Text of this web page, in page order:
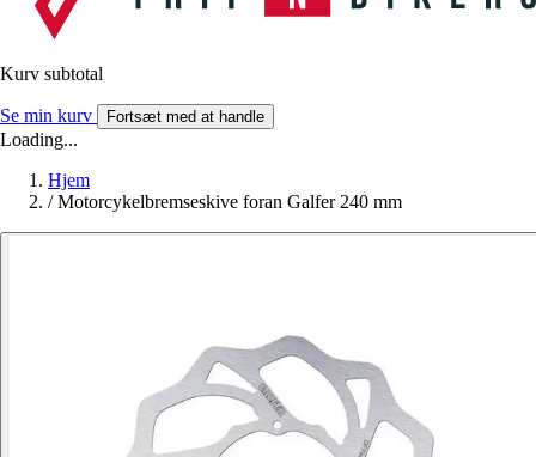
Kurv subtotal
Se min kurv Fortsæt med at handle
Loading...
Hjem
/ Motorcykelbremseskive foran Galfer 240 mm